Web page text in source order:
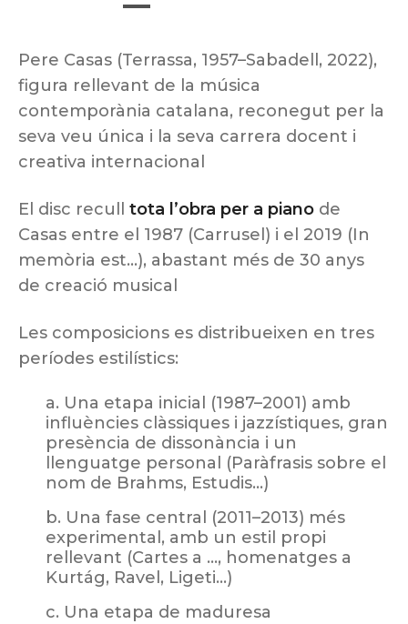
Pere Casas (Terrassa, 1957–Sabadell, 2022),
figura rellevant de la música
contemporània catalana, reconegut per la
seva veu única i la seva carrera docent i
creativa internacional
El disc recull tota l’obra per a piano de
Casas entre el 1987 (Carrusel) i el 2019 (In
memòria est…), abastant més de 30 anys
de creació musical
Les composicions es distribueixen en tres
períodes estilístics:
Una etapa inicial (1987–2001) amb
influències clàssiques i jazzístiques, gran
presència de dissonància i un
llenguatge personal (Paràfrasis sobre el
nom de Brahms, Estudis…)
Una fase central (2011–2013) més
experimental, amb un estil propi
rellevant (Cartes a …, homenatges a
Kurtág, Ravel, Ligeti…)
Una etapa de maduresa